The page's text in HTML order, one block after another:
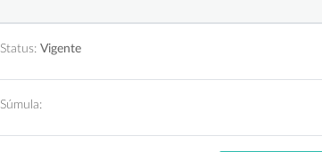
Status: Vigente
Súmula: